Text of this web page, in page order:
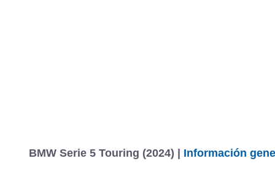
BMW Serie 5 Touring (2024) | Información